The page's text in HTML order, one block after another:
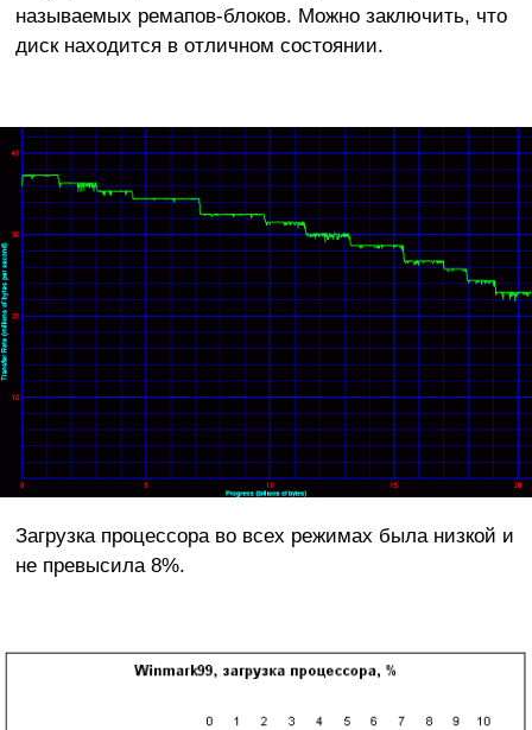
называемых ремапов-блоков. Можно заключить, что
диск находится в отличном состоянии.
Загрузка процессора во всех режимах была низкой и
не превысила 8%.